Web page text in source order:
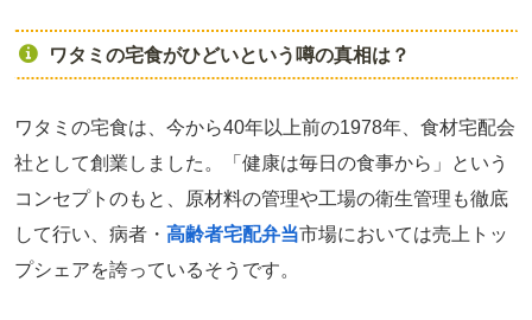
ワタミの宅食がひどいという噂の真相は？
ワタミの宅食は、今から40年以上前の1978年、食材宅配会
社として創業しました。「健康は毎日の食事から」という
コンセプトのもと、原材料の管理や工場の衛生管理も徹底
して行い、病者・ 高齢者宅配弁当市場においては売上トッ
プシェアを誇っているそうです。